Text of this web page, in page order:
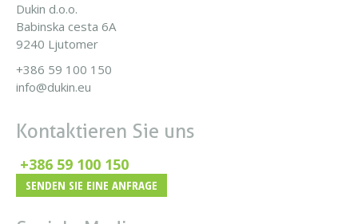
Dukin d.o.o.
Babinska cesta 6A
9240 Ljutomer
+386 59 100 150
info@dukin.eu
Kontaktieren Sie uns
+386 59 100 150
SENDEN SIE EINE ANFRAGE